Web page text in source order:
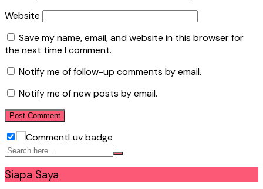
Website
Save my name, email, and website in this browser for
the next time I comment.
Notify me of follow-up comments by email.
Notify me of new posts by email.
Siapa Saya